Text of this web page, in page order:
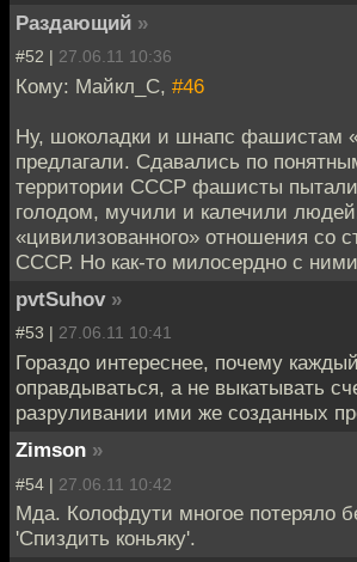
Раздающий »
#52 | 27.06.11 10:36
Кому: Майкл_С, #46
Ну, шоколадки и шнапс фашистам
предлагали. Сдавались по
территории СССР фашисты
голодом, мучили и калечили
«цивилизованного» отношения со
СССР. Но как-то милосердно с
pvtSuhov »
#53 | 27.06.11 10:41
Гораздо интереснее, почему
оправдываться, а не выкатывать
разруливании ими же созданных
Zimson »
#54 | 27.06.11 10:42
Мда. Колофдути многое потеряло
'Спиздить коньяку'.